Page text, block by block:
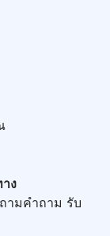
ง
ามคำถาม รับ